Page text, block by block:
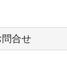
合せ